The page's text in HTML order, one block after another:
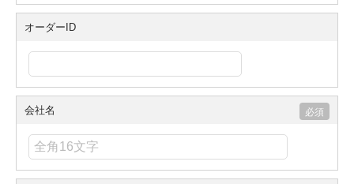
オーダーID
会社名